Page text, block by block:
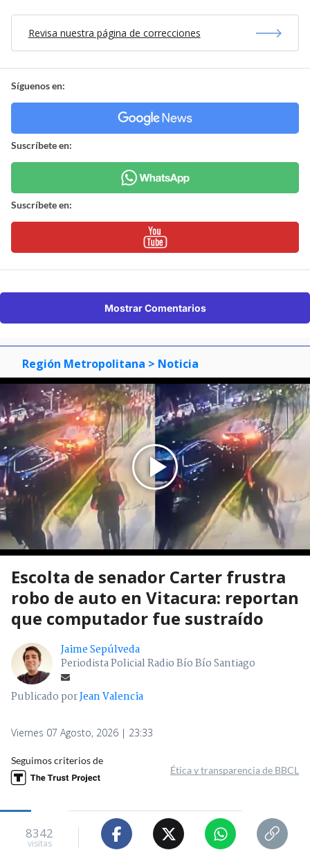
Revisa nuestra página de correcciones
Síguenos en:
Suscríbete en:
Suscríbete en:
Mostrar Comentarios
Región Metropolitana > Noticia
Escolta de senador Carter frustra
robo de auto en Vitacura: reportan
que computador fue sustraído
Jaime Sepúlveda
Periodista Policial Radio Bío Bío Santiago
Publicado porJean Valencia
Viernes 07 Agosto, 2026 | 23:33
Seguimos criterios de
Ética y transparencia de BBCL
8342
visitas